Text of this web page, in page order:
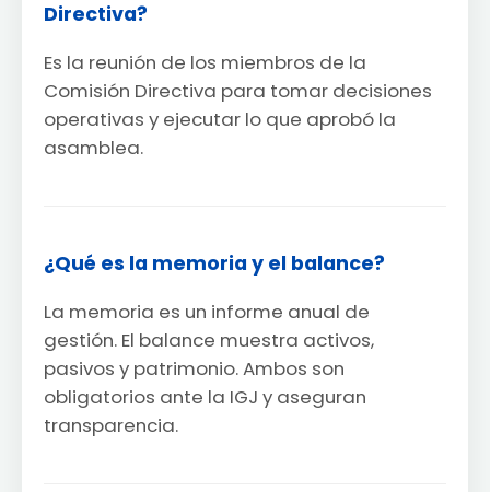
Directiva?
Es la reunión de los miembros de la
Comisión Directiva para tomar decisiones
operativas y ejecutar lo que aprobó la
asamblea.
¿Qué es la memoria y el balance?
La memoria es un informe anual de
gestión. El balance muestra activos,
pasivos y patrimonio. Ambos son
obligatorios ante la IGJ y aseguran
transparencia.